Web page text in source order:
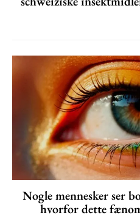
Nogle mennesker ser
hvorfor dette